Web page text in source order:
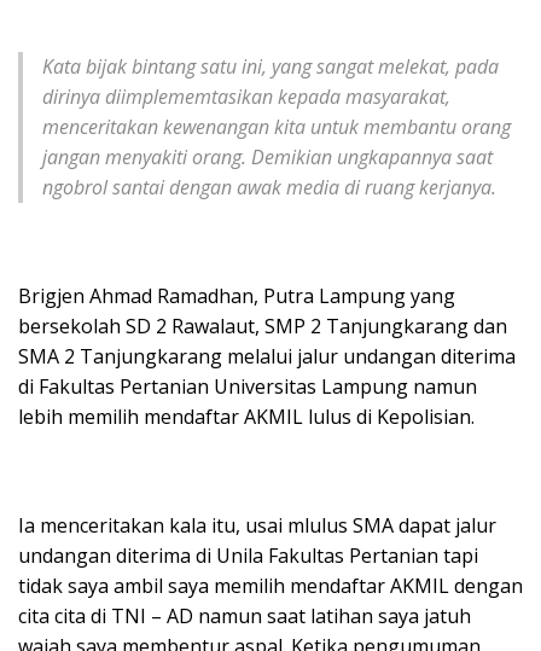
Kata bijak bintang satu ini, yang sangat melekat, pada
dirinya diimplememtasikan kepada masyarakat,
menceritakankewenangan kita untuk membantu orang
jangan menyakiti orang. Demikian ungkapannya saat
ngobrol santai dengan awak media di ruang kerjanya.
Brigjen Ahmad Ramadhan, Putra Lampung yang
bersekolah SD 2 Rawalaut, SMP 2 Tanjungkarang dan
SMA 2 Tanjungkarang melalui jalur undangan diterima
di Fakultas Pertanian Universitas Lampung namun
lebih memilih mendaftar AKMIL lulus di Kepolisian.
Ia menceritakan kala itu, usai mlulus SMA dapat jalur
undangan diterima di Unila Fakultas Pertanian tapi
tidak saya ambil saya memilih mendaftar AKMIL dengan
cita cita di TNI – AD namun saat latihan saya jatuh